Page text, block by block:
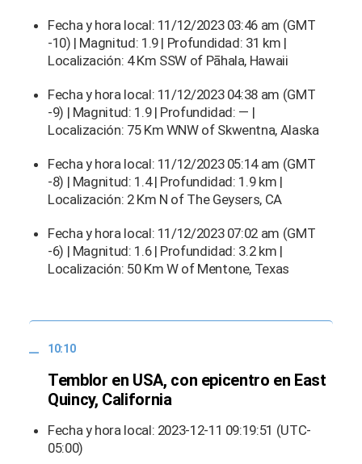
Fecha y hora local: 11/12/2023 03:46 am (GMT
-10) | Magnitud: 1.9 | Profundidad: 31 km |
Localización: 4 Km SSW of Pāhala, Hawaii
Fecha y hora local: 11/12/2023 04:38 am (GMT
-9) | Magnitud: 1.9 | Profundidad: — |
Localización: 75 Km WNW of Skwentna, Alaska
Fecha y hora local: 11/12/2023 05:14 am (GMT
-8) | Magnitud: 1.4 | Profundidad: 1.9 km |
Localización: 2 Km N of The Geysers, CA
Fecha y hora local: 11/12/2023 07:02 am (GMT
-6) | Magnitud: 1.6 | Profundidad: 3.2 km |
Localización: 50 Km W of Mentone, Texas
10:10
Temblor en USA, con epicentro en East
Quincy, California
Fecha y hora local: 2023-12-11 09:19:51 (UTC-
05:00)